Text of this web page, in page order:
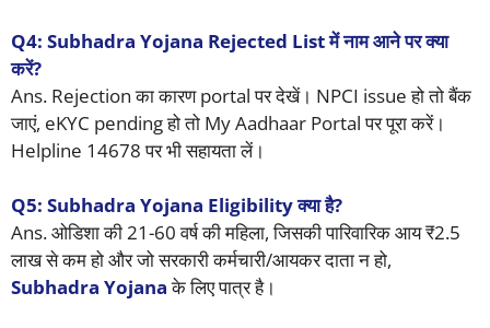
Q4: Subhadra Yojana Rejected List में नाम आने पर क्या
करें?
Ans. Rejection का कारण portal पर देखें। NPCI issue हो तो बैंक
जाएं, eKYC pending हो तो My Aadhaar Portal पर पूरा करें।
Helpline 14678 पर भी सहायता लें।
Q5: Subhadra Yojana Eligibility क्या है?
Ans. ओडिशा की 21-60 वर्ष की महिला, जिसकी पारिवारिक आय ₹2.5
लाख से कम हो और जो सरकारी कर्मचारी/आयकर दाता न हो,
Subhadra Yojanaके लिए पात्र है।